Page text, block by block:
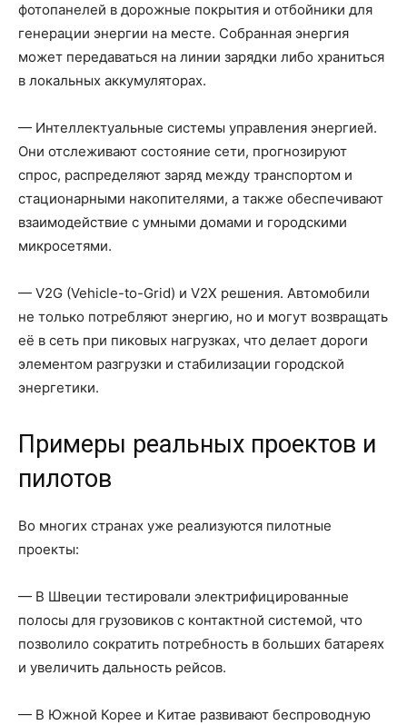
фотопанелей в дорожные покрытия и отбойники для
генерации энергии на месте. Собранная энергия
может передаваться на линии зарядки либо храниться
в локальных аккумуляторах.
— Интеллектуальные системы управления энергией.
Они отслеживают состояние сети, прогнозируют
спрос, распределяют заряд между транспортом и
стационарными накопителями, а также обеспечивают
взаимодействие с умными домами и городскими
микросетями.
— V2G (Vehicle-to-Grid) и V2X решения. Автомобили
не только потребляют энергию, но и могут возвращать
её в сеть при пиковых нагрузках, что делает дороги
элементом разгрузки и стабилизации городской
энергетики.
Примеры реальных проектов и
пилотов
Во многих странах уже реализуются пилотные
проекты:
— В Швеции тестировали электрифицированные
полосы для грузовиков с контактной системой, что
позволило сократить потребность в больших батареях
и увеличить дальность рейсов.
— В Южной Корее и Китае развивают беспроводную